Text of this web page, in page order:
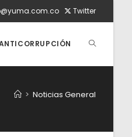
Twitter
ALTERNAR
DE
> Noticias General